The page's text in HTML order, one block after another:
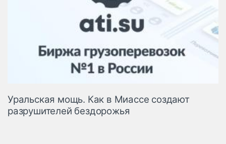
Уральская мощь. Как в Миассе создают
разрушителей бездорожья